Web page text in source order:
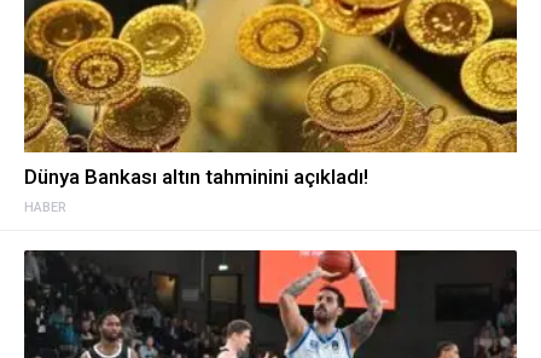
HABER
Dünya Bankası altın tahminini açıkladı!